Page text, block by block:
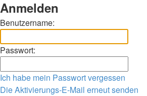
Anmelden
Benutzername:
Passwort:
Ich habe mein Passwort vergessen
Die Aktivierungs-E-Mail erneut senden